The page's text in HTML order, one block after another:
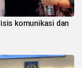
komunikasi dan